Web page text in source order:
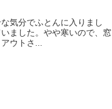
気分でふとんに入りまし
ました。やや寒いので、窓
ウトさ...